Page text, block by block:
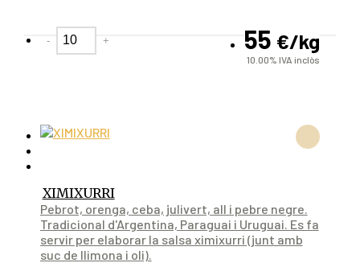
55 €/kg
10.00%IVA inclòs
- +
XIMIXURRI
Pebrot, orenga, ceba, julivert, all i pebre negre.
Tradicional d'Argentina, Paraguai i Uruguai. Es fa
servir per elaborar la salsa ximixurri (junt amb
suc de llimona i oli).